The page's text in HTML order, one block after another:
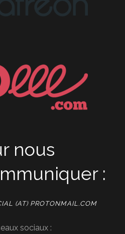
nous
:
(AT) PROTONMAIL.COM
sociaux :